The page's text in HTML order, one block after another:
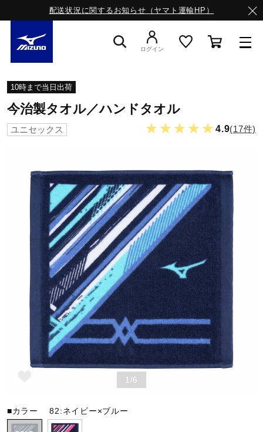
配送状況に関するお知らせ（ヤマト運輸HP）
スニーカー
ライフスタイルウエア
ランニング
サッカー／フットサル
トレーニング
野球
ゴルフ
バレーボール
ログイン
10時まで当日出荷
今治製タオル／ハンドタオル
ユニセックス ★★★★★4.9(17件)
1/6
■カラー82:ネイビー×ブルー